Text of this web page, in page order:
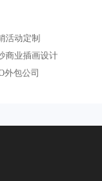
活动定制
商业插画设计
外包公司